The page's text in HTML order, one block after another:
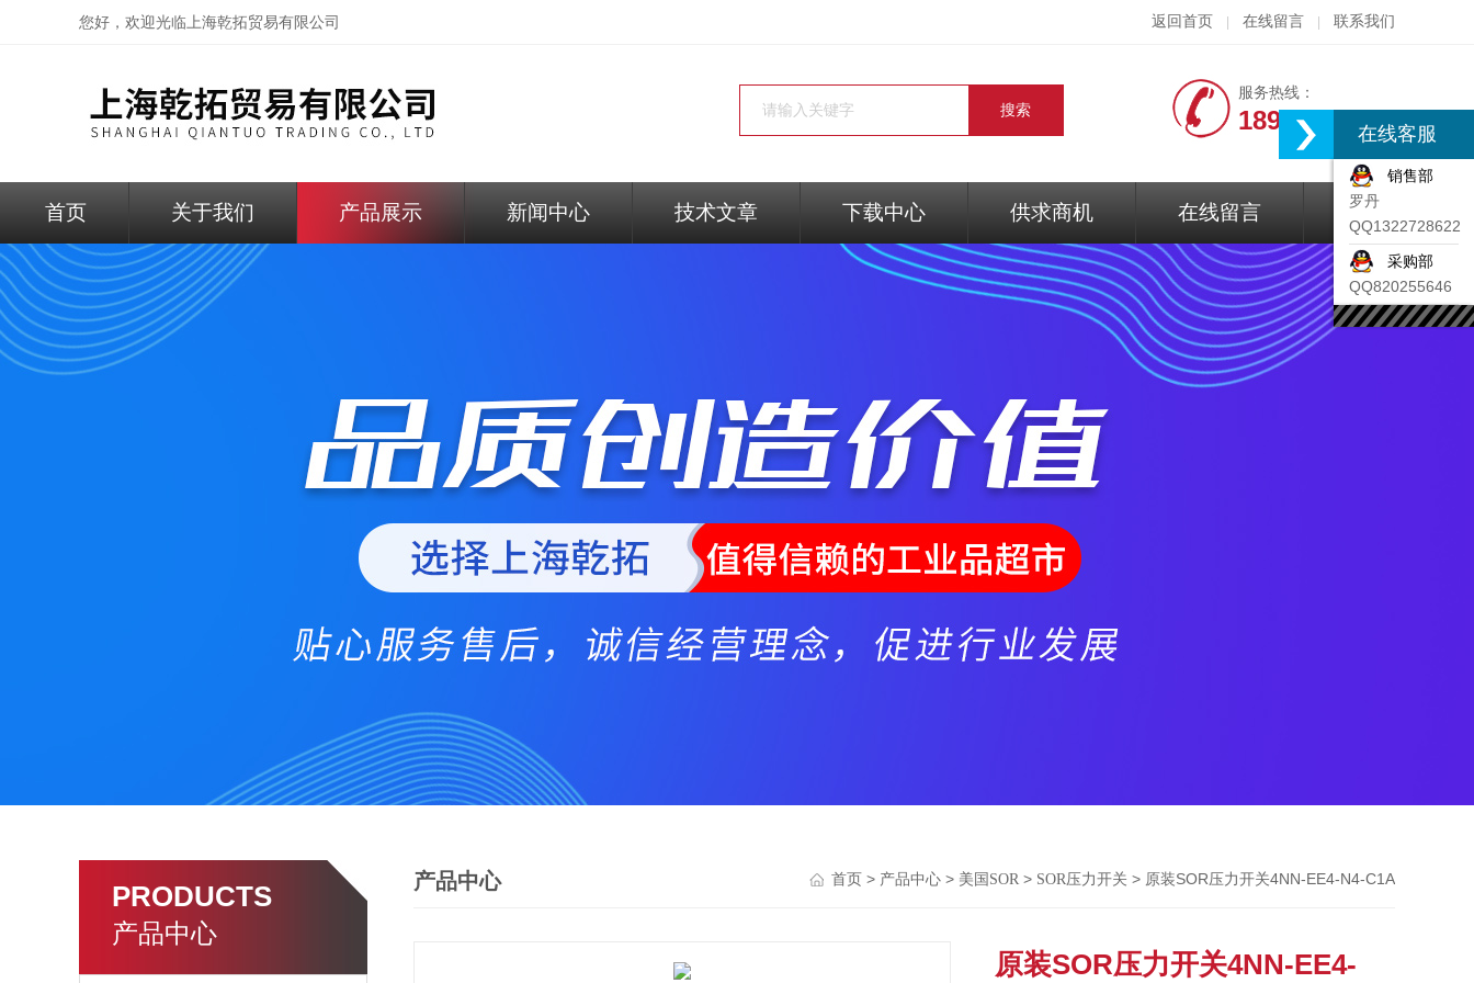
您好，欢迎光临上海乾拓贸易有限公司 返回首页 在线留言 联系我们
服务热线：
18917074297
首页 关于我们 产品展示 新闻中心 技术文章 下载中心 供求商机 在线留言 联系我们
PRODUCTS
产品中心
产品中心 首页 > 产品中心 > 美国SOR > SOR压力开关 > 原装SOR压力开关4NN-EE4-N4-C1A
原装SOR压力开关4NN-EE4-
在线客服
销售部
罗丹
QQ1322728622
采购部
QQ820255646